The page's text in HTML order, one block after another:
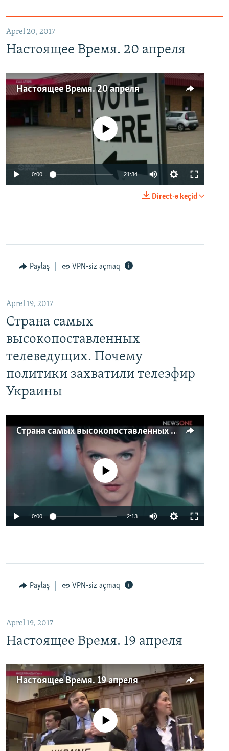
Aprel 20, 2017
Настоящее Время. 20 апреля
Настоящее Время. 20 апреля
No media source currently available
0:00 21:34
Direct-ə keçid
Paylaş VPN-siz açmaq
Aprel 19, 2017
Страна самых
высокопоставленных
телеведущих. Почему
политики захватили телеэфир
Украины
Страна самых высокопоставленных телеведущих. Почему политики захватили телеэфир Украины
No media source currently available
0:00 2:13
Paylaş VPN-siz açmaq
Aprel 19, 2017
Настоящее Время. 19 апреля
Настоящее Время. 19 апреля
No media source currently available